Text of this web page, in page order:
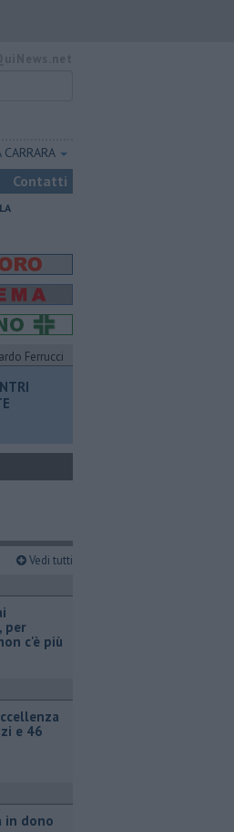
CARRARA
Contatti
Ferrucci
Vedi tutti
per
c'è più
e 46
in dono